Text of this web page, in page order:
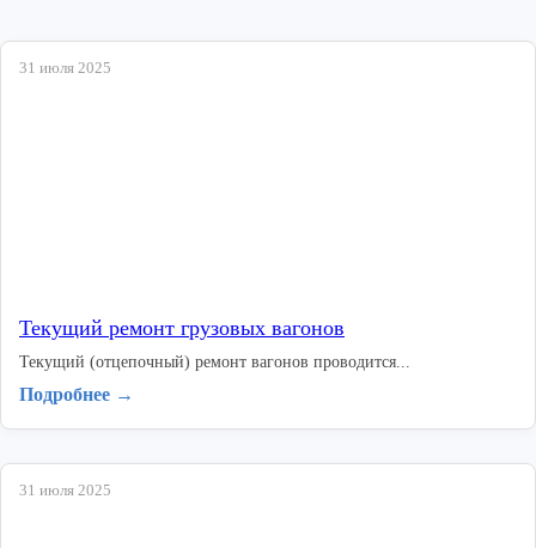
31 июля 2025
Текущий ремонт грузовых вагонов
Текущий (отцепочный) ремонт вагонов проводится...
Подробнее →
31 июля 2025